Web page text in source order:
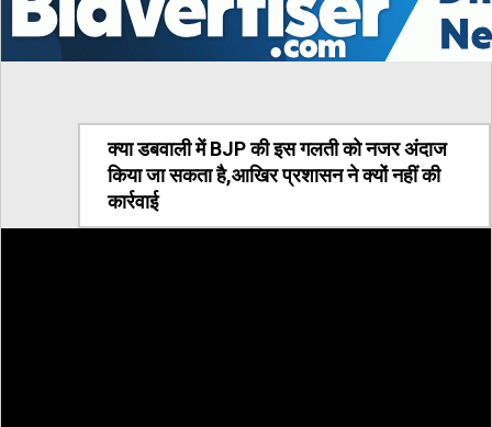
क्या डबवाली में BJP की इस गलती को नजर अंदाज
किया जा सकता है,आखिर प्रशासन ने क्यों नहीं की
कार्रवाई